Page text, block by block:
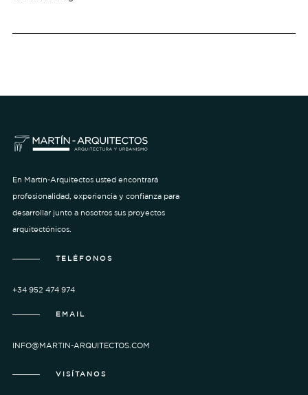
En Martín-Arquitectos usted encontrará
profesionalidad, experiencia y confianza para
desarrollar junto a nosotros sus proyectos
arquitectónicos.
TELÉFONOS
+34 952 474 974
EMAIL
INFO@MARTIN-ARQUITECTOS.COM
VISÍTANOS